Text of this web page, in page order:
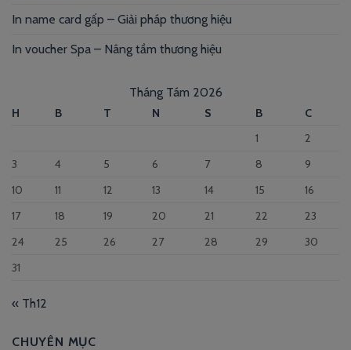
In name card gấp – Giải pháp thương hiệu
In voucher Spa – Nâng tầm thương hiệu
Tháng Tám 2026
H B T N S B
C
1
2
3
4 5 6 7 8
9
10
11 12 13 14 15
16
17
18 19 20 21 22
23
24
25 26 27 28 29
30
31
« Th12
CHUYÊN MỤC